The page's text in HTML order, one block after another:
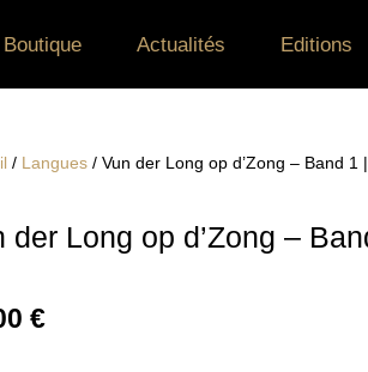
Boutique Actualités Editions
/ Langues / Vun der Long op d’Zong – Band 1
der Long op d’Zong –
€